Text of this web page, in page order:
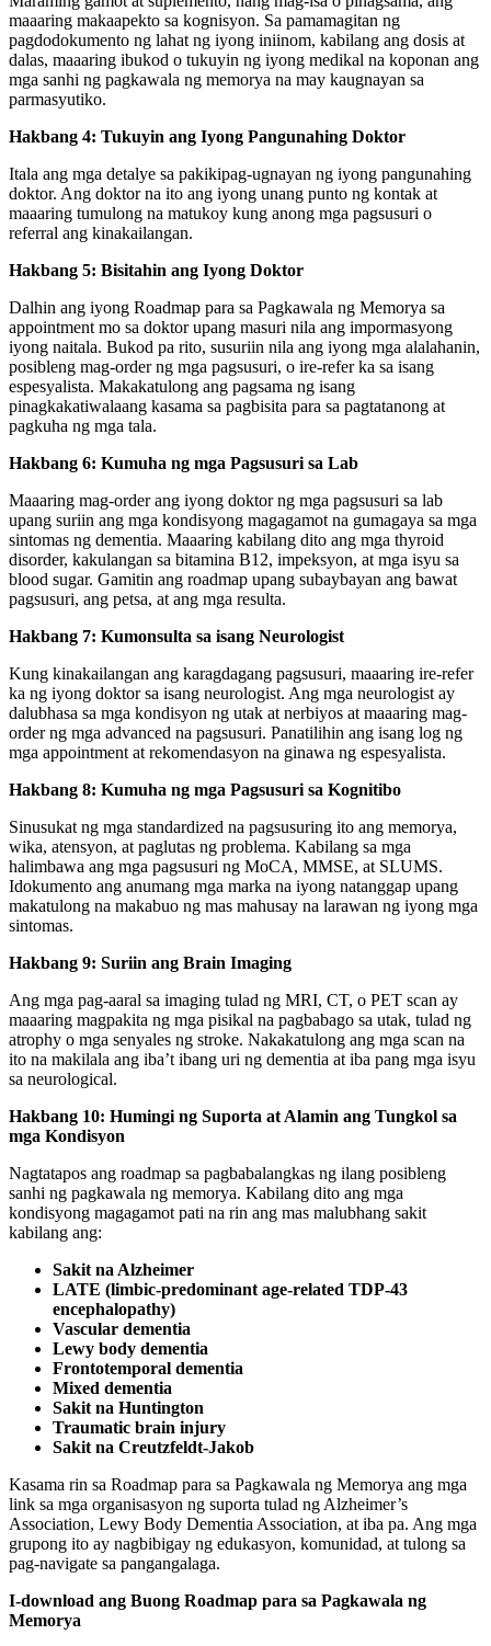
maaaring makaapekto sa kognisyon. Sa pamamagitan ng
pagdodokumento ng lahat ng iyong iniinom, kabilang ang dosis at
dalas, maaaring ibukod o tukuyin ng iyong medikal na koponan ang
mga sanhi ng pagkawala ng memorya na may kaugnayan sa
parmasyutiko.
Hakbang 4: Tukuyin ang Iyong Pangunahing Doktor
Itala ang mga detalye sa pakikipag-ugnayan ng iyong pangunahing
doktor. Ang doktor na ito ang iyong unang punto ng kontak at
maaaring tumulong na matukoy kung anong mga pagsusuri o
referral ang kinakailangan.
Hakbang 5: Bisitahin ang Iyong Doktor
Dalhin ang iyong Roadmap para sa Pagkawala ng Memorya sa
appointment mo sa doktor upang masuri nila ang impormasyong
iyong naitala. Bukod pa rito, susuriin nila ang iyong mga alalahanin,
posibleng mag-order ng mga pagsusuri, o ire-refer ka sa isang
espesyalista. Makakatulong ang pagsama ng isang
pinagkakatiwalaang kasama sa pagbisita para sa pagtatanong at
pagkuha ng mga tala.
Hakbang 6: Kumuha ng mga Pagsusuri sa Lab
Maaaring mag-order ang iyong doktor ng mga pagsusuri sa lab
upang suriin ang mga kondisyong magagamot na gumagaya sa mga
sintomas ng dementia. Maaaring kabilang dito ang mga thyroid
disorder, kakulangan sa bitamina B12, impeksyon, at mga isyu sa
blood sugar. Gamitin ang roadmap upang subaybayan ang bawat
pagsusuri, ang petsa, at ang mga resulta.
Hakbang 7: Kumonsulta sa isang Neurologist
Kung kinakailangan ang karagdagang pagsusuri, maaaring ire-refer
ka ng iyong doktor sa isang neurologist. Ang mga neurologist ay
dalubhasa sa mga kondisyon ng utak at nerbiyos at maaaring mag-
order ng mga advanced na pagsusuri. Panatilihin ang isang log ng
mga appointment at rekomendasyon na ginawa ng espesyalista.
Hakbang 8: Kumuha ng mga Pagsusuri sa Kognitibo
Sinusukat ng mga standardized na pagsusuring ito ang memorya,
wika, atensyon, at paglutas ng problema. Kabilang sa mga
halimbawa ang mga pagsusuri ng MoCA, MMSE, at SLUMS.
Idokumento ang anumang mga marka na iyong natanggap upang
makatulong na makabuo ng mas mahusay na larawan ng iyong mga
sintomas.
Hakbang 9: Suriin ang Brain Imaging
Ang mga pag-aaral sa imaging tulad ng MRI, CT, o PET scan ay
maaaring magpakita ng mga pisikal na pagbabago sa utak, tulad ng
atrophy o mga senyales ng stroke. Nakakatulong ang mga scan na
ito na makilala ang iba’t ibang uri ng dementia at iba pang mga isyu
sa neurological.
Hakbang 10: Humingi ng Suporta at Alamin ang Tungkol sa
mga Kondisyon
Nagtatapos ang roadmap sa pagbabalangkas ng ilang posibleng
sanhi ng pagkawala ng memorya. Kabilang dito ang mga
kondisyong magagamot pati na rin ang mas malubhang sakit
kabilang ang:
Sakit na Alzheimer
LATE (limbic-predominant age-related TDP-43
encephalopathy)
Vascular dementia
Lewy body dementia
Frontotemporal dementia
Mixed dementia
Sakit na Huntington
Traumatic brain injury
Sakit na Creutzfeldt-Jakob
Kasama rin sa Roadmap para sa Pagkawala ng Memorya ang mga
link sa mga organisasyon ng suporta tulad ng Alzheimer’s
Association, Lewy Body Dementia Association, at iba pa. Ang mga
grupong ito ay nagbibigay ng edukasyon, komunidad, at tulong sa
pag-navigate sa pangangalaga.
I-download ang Buong Roadmap para sa Pagkawala ng
Memorya